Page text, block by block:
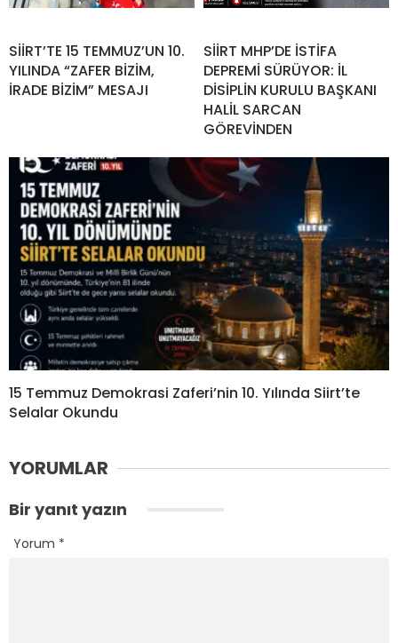
SİİRT’TE 15 TEMMUZ’UN 10.
YILINDA “ZAFER BİZİM,
İRADE BİZİM” MESAJI
SİİRT MHP’DE İSTİFA
DEPREMİ SÜRÜYOR: İL
DİSİPLİN KURULU BAŞKANI
HALİL SARCAN
GÖREVİNDEN
15 Temmuz Demokrasi Zaferi’nin 10. Yılında Siirt’te
Selalar Okundu
YORUMLAR
Bir yanıt yazın
Yorum *